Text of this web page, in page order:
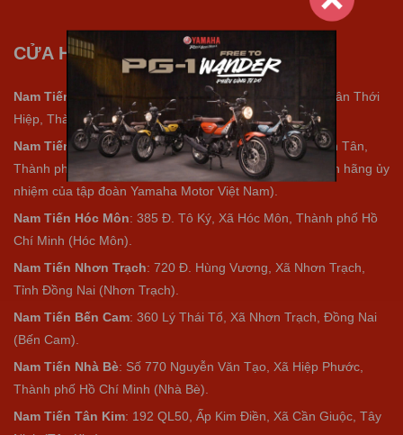
CỬA HÀNG XE MÁY NAM TIẾN
Nam Tiến Quận 12
: 21A Đ. Nguyễn Ảnh Thủ, Phường Tân Thới
Hiệp, Thành phố Hồ Chí Minh (Quận 12).
Nam Tiến Bình Tân: 463B Nguyễn Thị Tú, Phường Bình Tân,
Thành phố Hồ Chí Minh (Bình Tân) (Đại lý Yamaha chính hãng ủy
nhiệm của tập đoàn Yamaha Motor Việt Nam).
Nam Tiến Hóc Môn: 385 Đ. Tô Ký, Xã Hóc Môn, Thành phố Hồ
Chí Minh (Hóc Môn).
Nam Tiến Nhơn Trạch: 720 Đ. Hùng Vương, Xã Nhơn Trạch,
Tỉnh Đồng Nai (Nhơn Trạch).
Nam Tiến Bến Cam: 360 Lý Thái Tổ, Xã Nhơn Trạch, Đồng Nai
(Bến Cam).
Nam Tiến Nhà Bè: Số 770 Nguyễn Văn Tạo, Xã Hiệp Phước,
Thành phố Hồ Chí Minh (Nhà Bè).
Nam Tiến Tân Kim: 192 QL50, Ấp Kim Điền, Xã Cần Giuộc, Tây